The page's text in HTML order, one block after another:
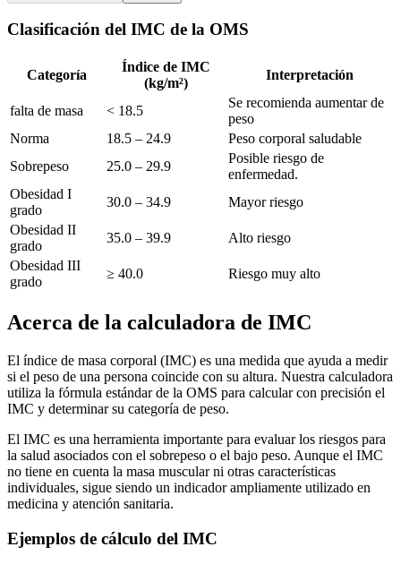
Clasificación del IMC de la OMS
Categoría
Índice de IMC
(kg/m²)
Interpretación
falta de masa < 18.5
Se recomienda aumentar de
peso
Norma
18.5 – 24.9
Peso corporal saludable
Sobrepeso
25.0 – 29.9
Posible riesgo de
enfermedad.
Obesidad I
grado
30.0 – 34.9
Mayor riesgo
Obesidad II
grado
35.0 – 39.9
Alto riesgo
Obesidad III
grado
≥ 40.0 Riesgo muy alto
Acerca de la calculadora de IMC
El índice de masa corporal (IMC) es una medida que ayuda a medir
si el peso de una persona coincide con su altura. Nuestra calculadora
utiliza la fórmula estándar de la OMS para calcular con precisión el
IMC y determinar su categoría de peso.
El IMC es una herramienta importante para evaluar los riesgos para
la salud asociados con el sobrepeso o el bajo peso. Aunque el IMC
no tiene en cuenta la masa muscular ni otras características
individuales, sigue siendo un indicador ampliamente utilizado en
medicina y atención sanitaria.
Ejemplos de cálculo del IMC